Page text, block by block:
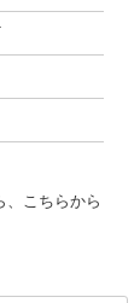
、こちらから